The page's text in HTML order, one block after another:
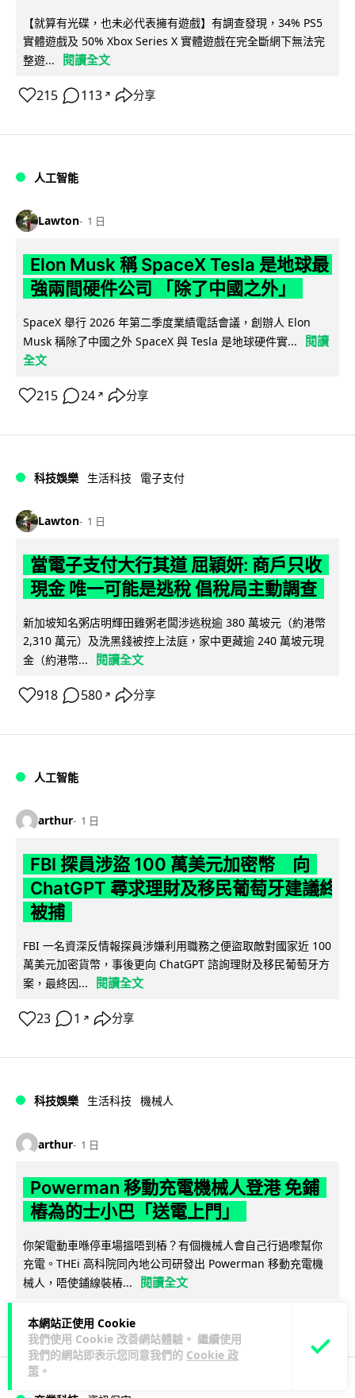
本網站正使用 Cookie
我們使用 Cookie 改善網站體驗。 繼續使用
我們的網站即表示您同意我們的 Cookie 政
策 。
【就算有光碟，也未必代表擁有遊戲】有調查發現，34% PS5
實體遊戲及 50% Xbox Series X 實體遊戲在完全斷網下無法完
整遊...
閱讀全文
215 113 ↗ 分享
人工智能
Lawton 1 日
Elon Musk 稱 SpaceX Tesla 是地球最
強兩間硬件公司 「除了中國之外」
SpaceX 舉行 2026 年第二季度業績電話會議，創辦人 Elon
Musk 稱除了中國之外 SpaceX 與 Tesla 是地球硬件實...
閱讀
全文
215 24 ↗ 分享
科技娛樂 生活科技 電子支付
Lawton 1 日
當電子支付大行其道 屈穎妍: 商戶只收
現金 唯一可能是逃稅 倡稅局主動調查
新加坡知名粥店明輝田雞粥老闆涉逃稅逾 380 萬坡元（約港幣
2,310 萬元）及洗黑錢被控上法庭，家中更藏逾 240 萬坡元現
金（約港幣...
閱讀全文
918 580 ↗ 分享
人工智能
arthur 1 日
FBI 探員涉盜 100 萬美元加密幣 向
ChatGPT 尋求理財及移民葡萄牙建議終
被捕
FBI 一名資深反情報探員涉嫌利用職務之便盜取敵對國家近 100
萬美元加密貨幣，事後更向 ChatGPT 諮詢理財及移民葡萄牙方
案，最終因...
閱讀全文
23 1 ↗ 分享
科技娛樂 生活科技 機械人
arthur 1 日
Powerman 移動充電機械人登港 免鋪
樁為的士小巴「送電上門」
你架電動車喺停車場搵唔到樁？有個機械人會自己行過嚟幫你
充電。THEi 高科院同內地公司研發出 Powerman 移動充電機
械人，唔使鋪線裝樁...
閱讀全文
28 14↗ 分享